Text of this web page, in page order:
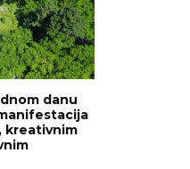
danu
kreativnim